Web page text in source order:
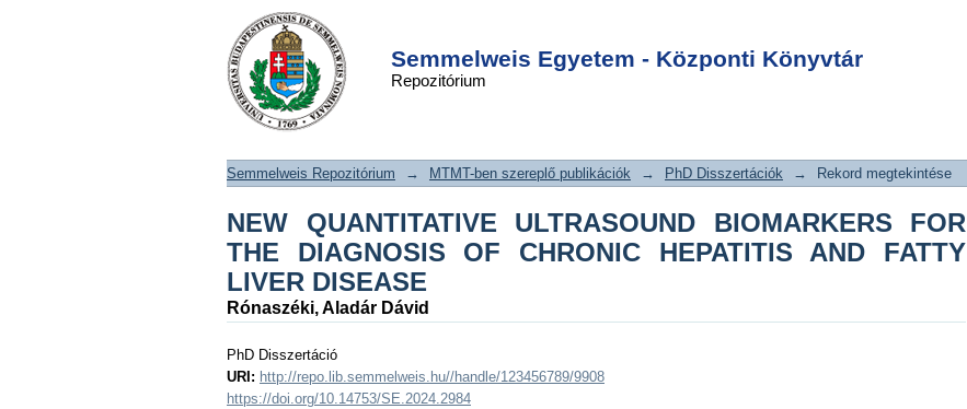
Semmelweis Egyetem - Központi Könyvtár
Repozitórium
NEW QUANTITATIVE ULTRASOUND
BIOMARKERS FOR THE DIAGNOSIS
OF CHRONIC HEPATITIS AND FATTY
LIVER DISEASE
DSpace/Manakin Repository
Semmelweis Repozitórium → MTMT-ben szereplő publikációk → PhD Disszertációk → Rekord megtekintése
NEW QUANTITATIVE ULTRASOUND BIOMARKERS FOR
THE DIAGNOSIS OF CHRONIC HEPATITIS AND FATTY
LIVER DISEASE
Rónaszéki, Aladár Dávid
PhD Disszertáció
URI: http://repo.lib.semmelweis.hu//handle/123456789/9908
https://doi.org/10.14753/SE.2024.2984